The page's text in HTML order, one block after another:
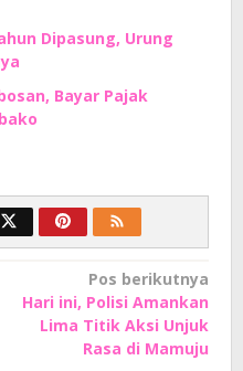
Dipasung, Urung
Bayar Pajak
Pos berikutnya
Hari ini, Polisi Amankan
Lima Titik Aksi Unjuk
Rasa di Mamuju